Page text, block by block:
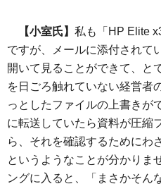
【小室氏】 私も「HP Elite
ですが、メールに添付されて
開いて見ることができて、と
を日ごろ触れていない経営者
っとしたファイルの上書きが
に転送していたら資料が圧縮
ら、それを確認するためにわ
というようなことが分かりま
ングに入ると、「まさかそん